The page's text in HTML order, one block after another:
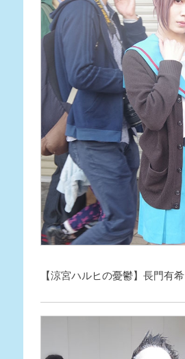
【涼宮ハルヒの憂鬱】長門有希